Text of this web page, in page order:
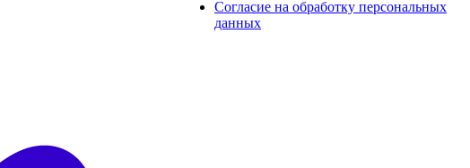
Cогласие на обработку персональных
данных